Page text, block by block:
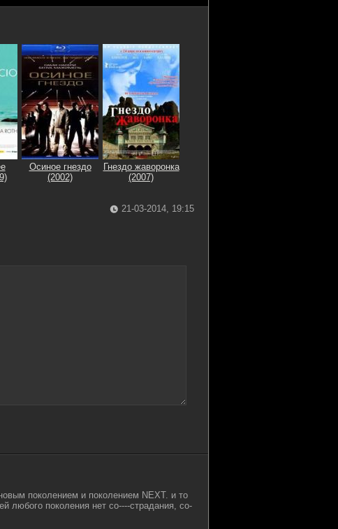
Осиное гнездо
(2002)
Гнездо жаворонка
(2007)
21-03-2014, 19:15
поколением и поколением NEXT. и то
любого поколения нет со----страдания, со-